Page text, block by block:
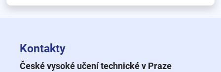
Kontakty
České vysoké učení technické v Praze